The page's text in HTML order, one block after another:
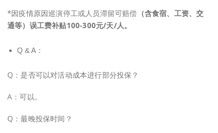
*因疫情原因巡演停工或人员滞留可赔偿 （含食宿、工资、交
通等） 误工费补贴100-300元/天/人。
Q & A：
Q：是否可以对活动成本进行部分投保？
A：可以。
Q：最晚投保时间？